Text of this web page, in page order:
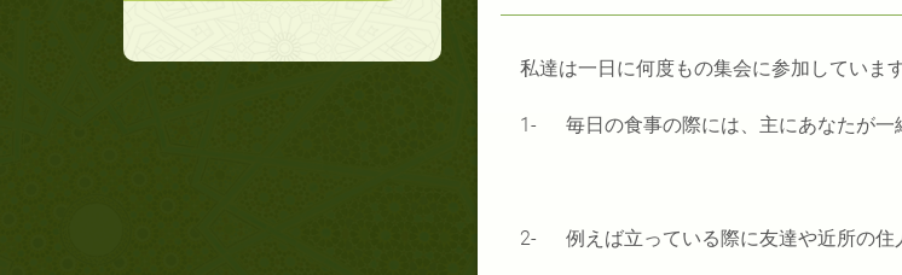
私達は一日に何度もの集会に参加していま
1- 毎日の食事の際には、主にあなたが一
2- 例えば立っている際に友達や近所の住